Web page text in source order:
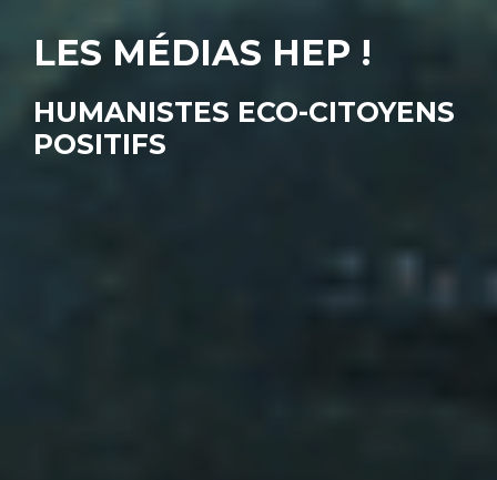
LES MÉDIAS HEP !
HUMANISTES ECO-CITOYENS
POSITIFS